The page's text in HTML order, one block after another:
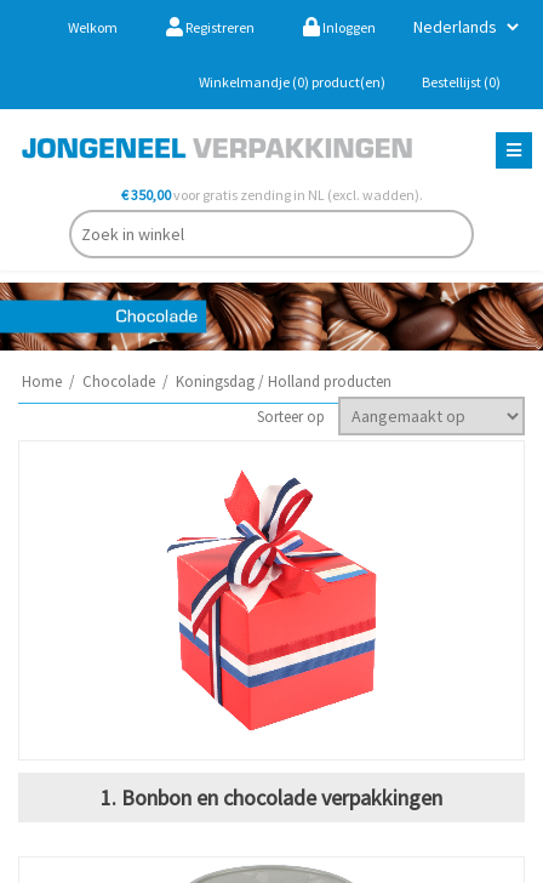
Welkom Registreren Inloggen
Winkelmandje (0) product(en) Bestellijst (0)
€ 350,00voor gratis zending in NL (excl. wadden).
Home / Chocolade / Koningsdag / Holland producten
Sorteer op
1. Bonbon en chocolade verpakkingen